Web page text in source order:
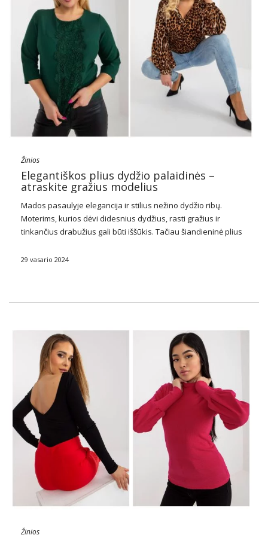
Žinios
Elegantiškos plius dydžio palaidinės –
atraskite gražius modelius
Mados pasaulyje elegancija ir stilius nežino dydžio ribų.
Moterims, kurios dėvi didesnius dydžius, rasti gražius ir
tinkančius drabužius gali būti iššūkis. Tačiau šiandieninė plius
palaidinių srityje. Tai ne tik prabangos išraiška, bet …
29 vasario 2024
Žinios